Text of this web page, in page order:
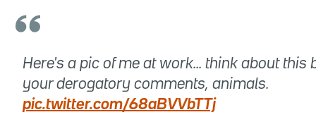
Here's a pic of me at work... think about this
your derogatory comments, animals.
pic.twitter.com/68aBVVbTTj